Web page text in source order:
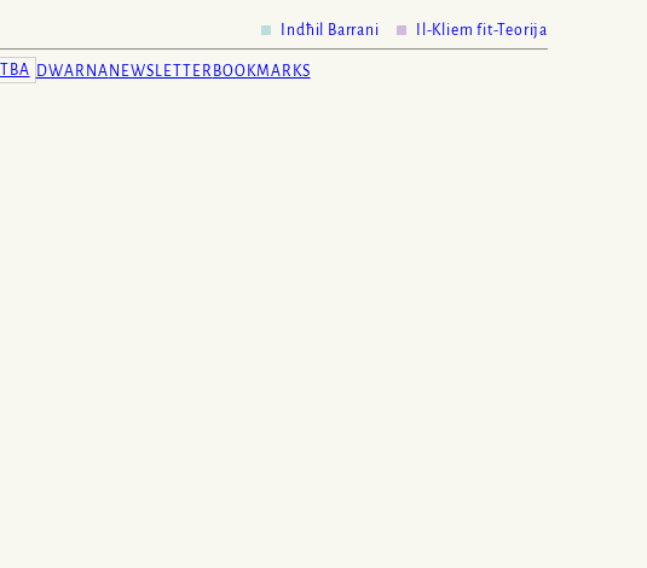
Indħil Barrani Il-Kliem fit-Teorija
DWARNA NEWSLETTER BOOKMARKS